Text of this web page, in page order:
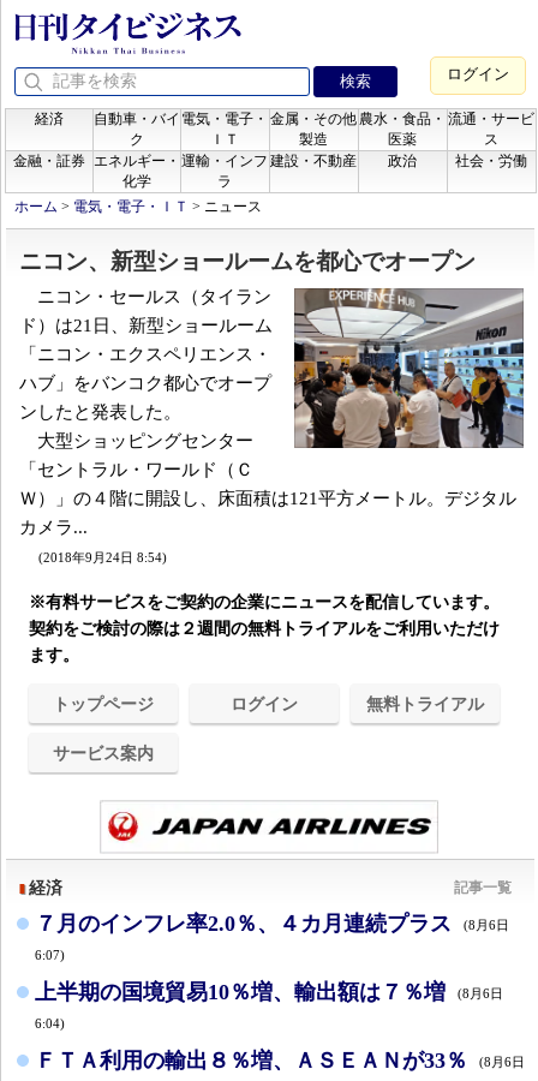
ログイン
経済
自動車・バイ
ク
電気・電子・
ＩＴ
金属・その他
製造
農水・食品・
医薬
流通・サービ
ス
金融・証券
エネルギー・
化学
運輸・インフ
ラ
建設・不動産 政治 社会・労働
ホーム > 電気・電子・ＩＴ > ニュース
ニコン、新型ショールームを都心でオープン
ニコン・セールス（タイラン
ド）は21日、新型ショールーム
「ニコン・エクスペリエンス・
ハブ」をバンコク都心でオープ
ンしたと発表した。
大型ショッピングセンター
「セントラル・ワールド（Ｃ
Ｗ）」の４階に開設し、床面積は121平方メートル。デジタル
カメラ...
(2018年9月24日 8:54)
※有料サービスをご契約の企業にニュースを配信しています。
契約をご検討の際は２週間の無料トライアルをご利用いただけ
ます。
トップページ ログイン 無料トライアル
サービス案内
経済 記事一覧
７月のインフレ率2.0％、４カ月連続プラス (8月6日
6:07)
上半期の国境貿易10％増、輸出額は７％増 (8月6日
6:04)
ＦＴＡ利用の輸出８％増、ＡＳＥＡＮが33％ (8月6日